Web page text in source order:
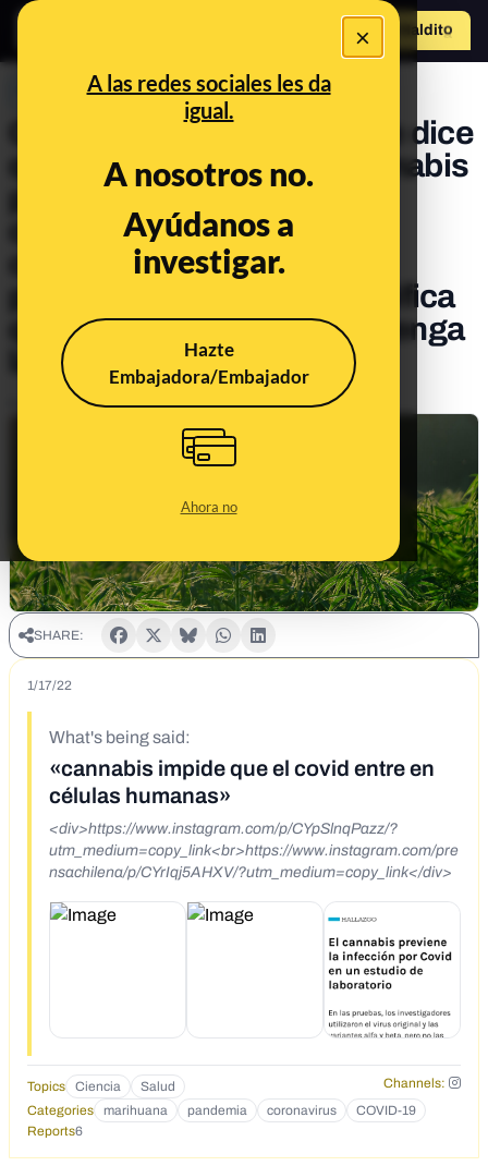
×
A las redes sociales les da
igual.
A nosotros no.
Ayúdanos a
investigar.
Hazte
Embajadora/Embajador
Ahora no
Hazte Maldito
PREBUNKING
Cuidado con el estudio que dice
que componentes del cannabis
podrían impedir que el
coronavirus entre en las
células: es un estudio
preliminar in vitro y no significa
que fumar marihuana prevenga
la COVID-19
Publicado elJan 24, 2022, 5:40:06 PM
SHARE:
1/17/22
What's being said:
«cannabis impide que el covid entre en
células humanas»
<div>https://www.instagram.com/p/CYpSlnqPazz/?
utm_medium=copy_link<br>https://www.instagram.com/pre
nsachilena/p/CYrIqj5AHXV/?utm_medium=copy_link</div>
Topics Ciencia Salud
Channels:
Categories
marihuana pandemia coronavirus
COVID-19
Reports6